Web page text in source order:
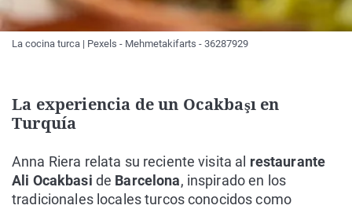
La cocina turca | Pexels - Mehmetakifarts - 36287929
La experiencia de un Ocakbaşı en
Turquía
Anna Riera relata su reciente visita al restaurante
Ali Ocakbasi de Barcelona, inspirado en los
tradicionales locales turcos conocidos como